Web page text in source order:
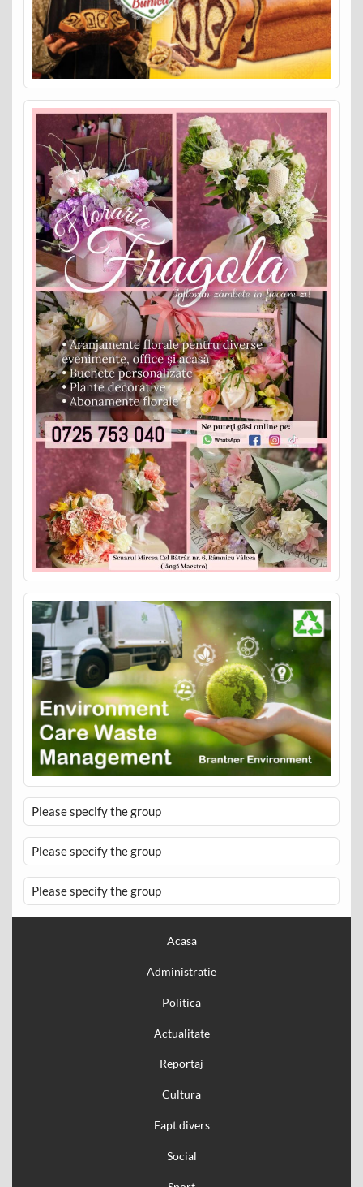
Please specify the group
Please specify the group
Please specify the group
Acasa
Administratie
Politica
Actualitate
Reportaj
Cultura
Fapt divers
Social